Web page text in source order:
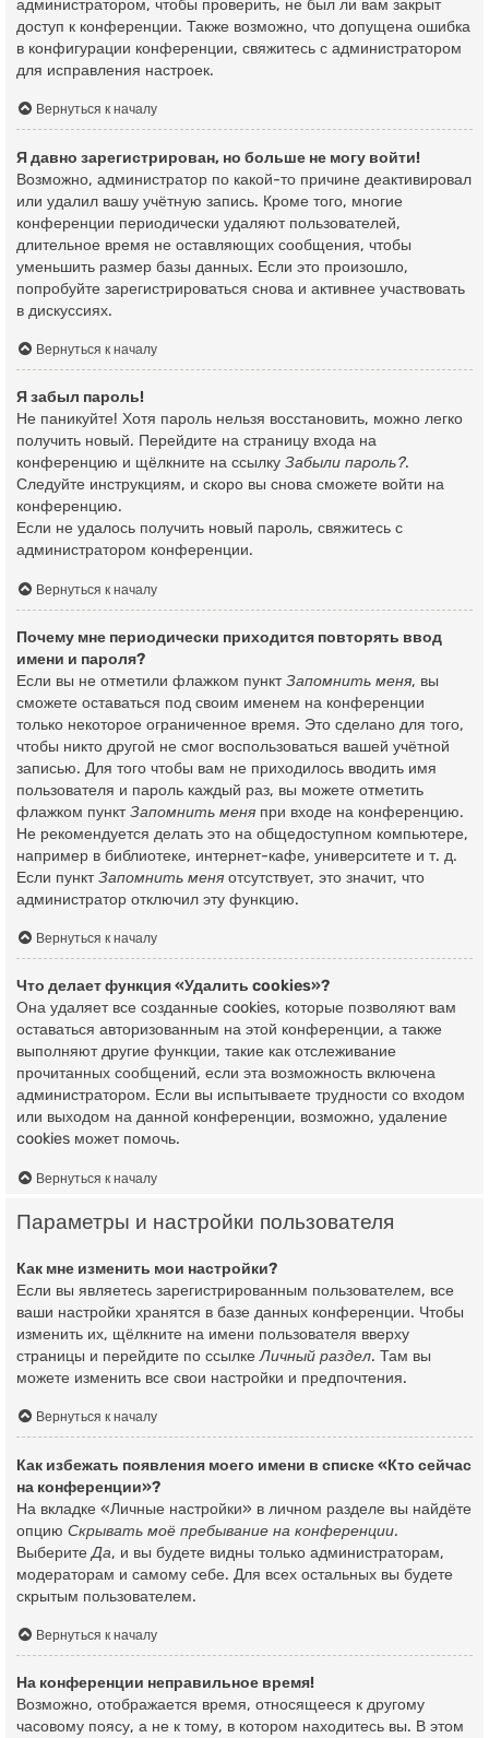
администратором, чтобы проверить, не был ли вам закрыт
доступ к конференции. Также возможно, что допущена ошибка
в конфигурации конференции, свяжитесь с администратором
для исправления настроек.
Вернуться к началу
Я давно зарегистрирован, но больше не могу войти!
Возможно, администратор по какой-то причине деактивировал
или удалил вашу учётную запись. Кроме того, многие
конференции периодически удаляют пользователей,
длительное время не оставляющих сообщения, чтобы
уменьшить размер базы данных. Если это произошло,
попробуйте зарегистрироваться снова и активнее участвовать
в дискуссиях.
Вернуться к началу
Я забыл пароль!
Не паникуйте! Хотя пароль нельзя восстановить, можно легко
получить новый. Перейдите на страницу входа на
конференцию и щёлкните на ссылку Забыли пароль?.
Следуйте инструкциям, и скоро вы снова сможете войти на
конференцию.
Если не удалось получить новый пароль, свяжитесь с
администратором конференции.
Вернуться к началу
Почему мне периодически приходится повторять ввод
имени и пароля?
Если вы не отметили флажком пунктЗапомнить меня, вы
сможете оставаться под своим именем на конференции
только некоторое ограниченное время. Это сделано для того,
чтобы никто другой не смог воспользоваться вашей учётной
записью. Для того чтобы вам не приходилось вводить имя
пользователя и пароль каждый раз, вы можете отметить
флажком пунктЗапомнить меня при входе на конференцию.
Не рекомендуется делать это на общедоступном компьютере,
например в библиотеке, интернет-кафе, университете и т. д.
Если пунктЗапомнить меня отсутствует, это значит, что
администратор отключил эту функцию.
Вернуться к началу
Что делает функция «Удалить cookies»?
Она удаляет все созданные cookies, которые позволяют вам
оставаться авторизованным на этой конференции, а также
выполняют другие функции, такие как отслеживание
прочитанных сообщений, если эта возможность включена
администратором. Если вы испытываете трудности со входом
или выходом на данной конференции, возможно, удаление
cookies может помочь.
Вернуться к началу
Параметры и настройки пользователя
Как мне изменить мои настройки?
Если вы являетесь зарегистрированным пользователем, все
ваши настройки хранятся в базе данных конференции. Чтобы
изменить их, щёлкните на имени пользователя вверху
страницы и перейдите по ссылкеЛичный раздел. Там вы
можете изменить все свои настройки и предпочтения.
Вернуться к началу
Как избежать появления моего имени в списке «Кто сейчас
на конференции»?
На вкладке «Личные настройки» в личном разделе вы найдёте
опцию Скрывать моё пребывание на конференции.
ВыберитеДа, и вы будете видны только администраторам,
модераторам и самому себе. Для всех остальных вы будете
скрытым пользователем.
Вернуться к началу
На конференции неправильное время!
Возможно, отображается время, относящееся к другому
часовому поясу, а не к тому, в котором находитесь вы. В этом